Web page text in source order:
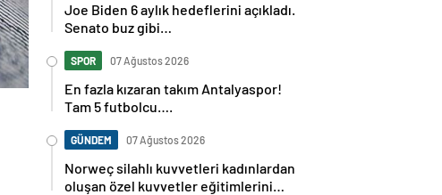
Joe Biden 6 aylık hedeflerini açıkladı.
Senato buz gibi…
SPOR 07 Ağustos 2026
En fazla kızaran takım Antalyaspor!
Tam 5 futbolcu….
GÜNDEM 07 Ağustos 2026
Norweç silahlı kuvvetleri kadınlardan
oluşan özel kuvvetler eğitimlerini